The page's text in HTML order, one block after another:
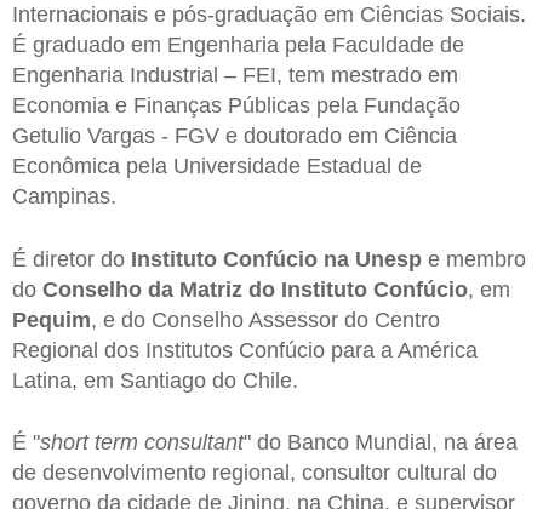
Internacionais e pós-graduação em Ciências Sociais.
É graduado em Engenharia pela Faculdade de
Engenharia Industrial – FEI, tem mestrado em
Economia e Finanças Públicas pela Fundação
Getulio Vargas - FGV e doutorado em Ciência
Econômica pela Universidade Estadual de
Campinas.
É diretor do Instituto Confúcio na Unesp e membro
do Conselho da Matriz do Instituto Confúcio, em
Pequim, e do Conselho Assessor do Centro
Regional dos Institutos Confúcio para a América
Latina, em Santiago do Chile.
É "short term consultant" do Banco Mundial, na área
de desenvolvimento regional, consultor cultural do
governo da cidade de Jining, na China, e supervisor